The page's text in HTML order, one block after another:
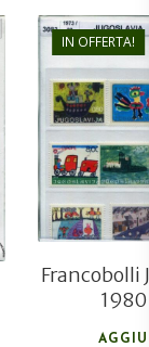
IN OFFERTA!
Francobolli